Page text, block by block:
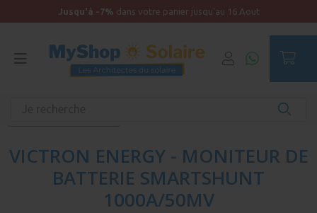
Jusqu'à -7% dans votre panier jusqu'au 16 Aout
VICTRON ENERGY - MONITEUR DE
BATTERIE SMARTSHUNT
1000A/50MV